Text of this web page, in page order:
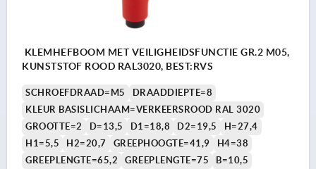
KLEMHEFBOOM MET VEILIGHEIDSFUNCTIE GR.2 M05,
KUNSTSTOF ROOD RAL3020, BEST:RVS
SCHROEFDRAAD=M5
DRAADDIEPTE=8
KLEUR BASISLICHAAM=VERKEERSROOD RAL 3020
GROOTTE=2
D=13,5 D1=18,8 D2=19,5
H=27,4
H1=5,5
H2=20,7 GREEPHOOGTE=41,9
H4=38
GREEPLENGTE=65,2
GREEPLENGTE=75
B=10,5